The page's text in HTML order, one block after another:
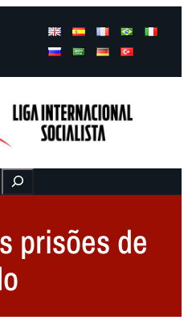
Buscar
prisões de